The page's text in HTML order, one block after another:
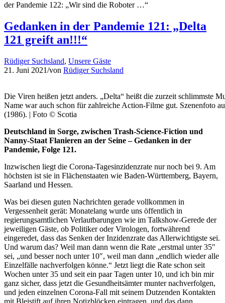
der Pandemie 122: „Wir sind die Roboter …“
Gedanken in der Pandemie 121: „Delta
121 greift an!!!“
Rüdiger Suchsland, Unsere Gäste
21. Juni 2021/von Rüdiger Suchsland
Die Viren heißen jetzt anders. „Delta“ heißt die zurzeit schlimmste
Name war auch schon für zahlreiche Action-Filme gut. Szenenfoto
(1986). | Foto © Scotia
Deutschland in Sorge, zwischen Trash-Science-Fiction und
Nanny-Staat Flanieren an der Seine – Gedanken in der
Pandemie, Folge 121.
Inzwischen liegt die Corona-Tagesinzidenzrate nur noch bei 9. Am
höchsten ist sie in Flächenstaaten wie Baden-Württemberg, Bayern,
Saarland und Hessen.
Was bei diesen guten Nachrichten gerade vollkommen in
Vergessenheit gerät: Monatelang wurde uns öffentlich in
regierungsamtlichen Verlautbarungen wie im Talkshow-Gerede der
jeweiligen Gäste, ob Politiker oder Virologen, fortwährend
eingeredet, dass das Senken der Inzidenzrate das Allerwichtigste sei.
Und warum das? Weil man dann wenn die Rate „erstmal unter 35″
sei, „und besser noch unter 10″, weil man dann „endlich wieder alle
Einzelfälle nachverfolgen könne.“ Jetzt liegt die Rate schon seit
Wochen unter 35 und seit ein paar Tagen unter 10, und ich bin mir
ganz sicher, dass jetzt die Gesundheitsämter munter nachverfolgen,
und jeden einzelnen Corona-Fall mit seinem Dutzenden Kontakten
mit Bleistift auf ihren Notizblöcken eintragen, und das dann